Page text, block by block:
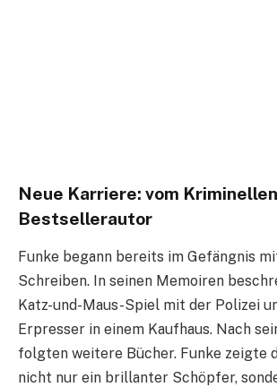
Neue Karriere: vom
Bestsellerautor
Funke begann bereits im Gefängnis
Schreiben. In seinen Memoiren
Katz-und-Maus-Spiel mit der Polizei
Erpresser in einem Kaufhaus. Nach
folgten weitere Bücher. Funke zeigte
nicht nur ein brillanter Schöpfer,